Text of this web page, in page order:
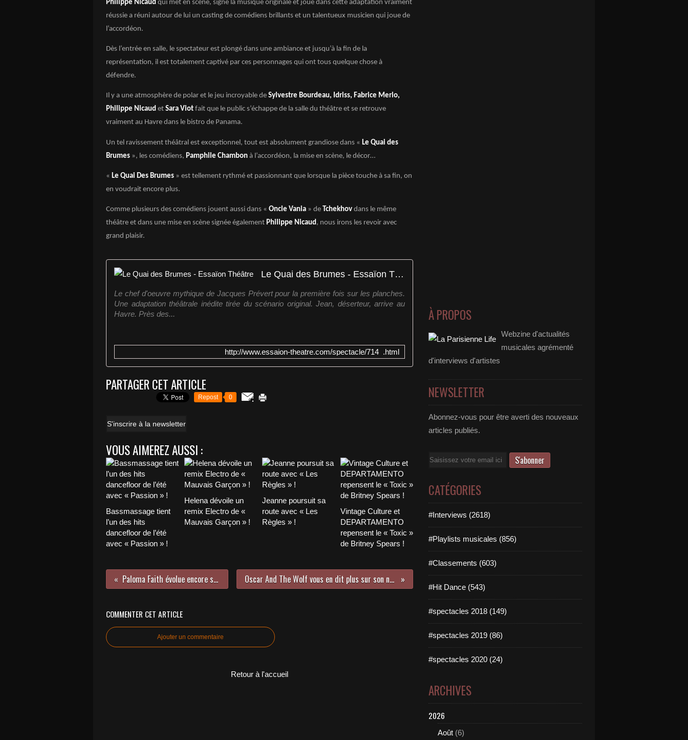
Philippe Nicaud qui met en scène, signe la musique originale et joue dans cette adaptation vraiment
réussie a réuni autour de lui un casting de comédiens brillants et un talentueux musicien qui joue de
l’accordéon.
Dès l’entrée en salle, le spectateur est plongé dans une ambiance et jusqu’à la fin de la
représentation, il est totalement captivé par ces personnages qui ont tous quelque chose à
défendre.
Il y a une atmosphère de polar et le jeu incroyable de Sylvestre Bourdeau, Idriss, Fabrice Merlo,
Philippe Nicaud et Sara Viot fait que le public s’échappe de la salle du théâtre et se retrouve
vraiment au Havre dans le bistro de Panama.
Un tel ravissement théâtral est exceptionnel, tout est absolument grandiose dans « Le Quai des
Brumes », les comédiens, Pamphile Chambon à l’accordéon, la mise en scène, le décor…
« Le Quai Des Brumes » est tellement rythmé et passionnant que lorsque la pièce touche à sa fin, on
en voudrait encore plus.
Comme plusieurs des comédiens jouent aussi dans « Oncle Vania » de Tchekhov dans le même
théâtre et dans une mise en scène signée également Philippe Nicaud, nous irons les revoir avec
grand plaisir.
Le Quai des Brumes - Essaïon Théâtre
Le chef d'oeuvre mythique de Jacques Prévert pour la première fois sur les planches.
Une adaptation théâtrale inédite tirée du scénario original. Jean, déserteur, arrive au
Havre. Près des...
http://www.essaion-theatre.com/spectacle/714_.html
PARTAGER CET ARTICLE
Repost 0
S'inscrire à la newsletter
VOUS AIMEREZ AUSSI :
Bassmassage tient
l’un des hits
dancefloor de l’été
avec « Passion » !
Helena dévoile un
remix Electro de «
Mauvais Garçon » !
Jeanne poursuit sa
route avec « Les
Règles » !
Vintage Culture et
DEPARTAMENTO
repensent le « Toxic »
de Britney Spears !
Paloma Faith évolue encore sur « The Architect » ! Oscar And The Wolf vous en dit plus sur son nouvel album baptisé « Infinity » !
COMMENTER CET ARTICLE
Ajouter un commentaire
Retour à l'accueil
À PROPOS
Webzine d'actualités
musicales agrémenté
d'interviews d'artistes
NEWSLETTER
Abonnez-vous pour être averti des nouveaux
articles publiés.
Email
CATÉGORIES
#Interviews (2618)
#Playlists musicales (856)
#Classements (603)
#Hit Dance (543)
#spectacles 2018 (149)
#spectacles 2019 (86)
#spectacles 2020 (24)
ARCHIVES
2026
Août (6)